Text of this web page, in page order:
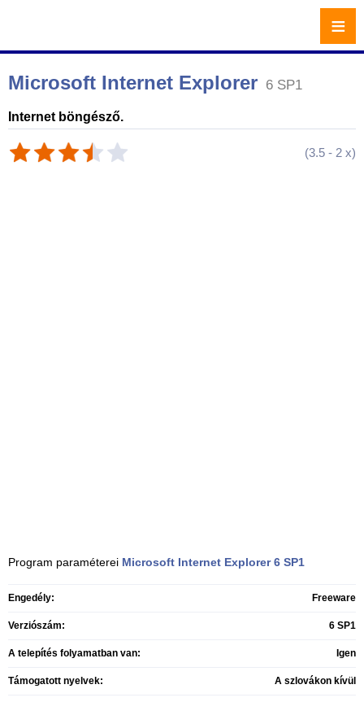
Microsoft Internet Explorer 6 SP1
Internet böngésző.
(3.5 - 2 x)
Program paraméterei Microsoft Internet Explorer 6 SP1
Engedély: Freeware
Verziószám: 6 SP1
A telepítés folyamatban van: Igen
Támogatott nyelvek: A szlovákon kívül
≡